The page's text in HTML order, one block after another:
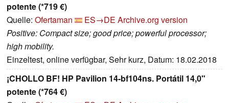
potente (*719 €)
Quelle: Ofertaman ES→DE Archive.org version
Positive: Compact size; good price; powerful processor;
high mobility.
Einzeltest, online verfügbar, Sehr kurz, Datum: 18.02.2018
¡CHOLLO BF! HP Pavilion 14-bf104ns. Portátil 14,0"
potente (*764 €)